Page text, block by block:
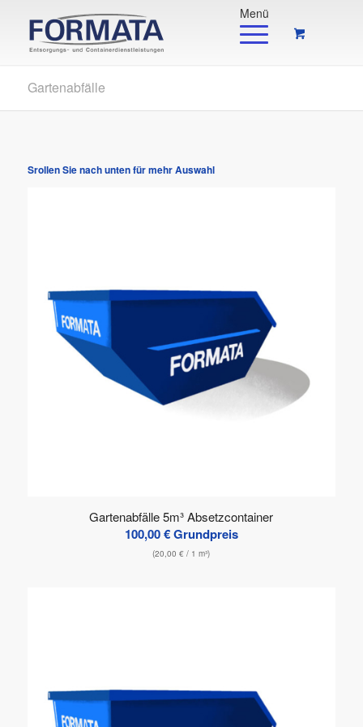
Gartenabfälle
Srollen Sie nach unten für mehr Auswahl
Gartenabfälle 5m³ Absetzcontainer
100,00€Grundpreis
(20,00€ / 1 m³)